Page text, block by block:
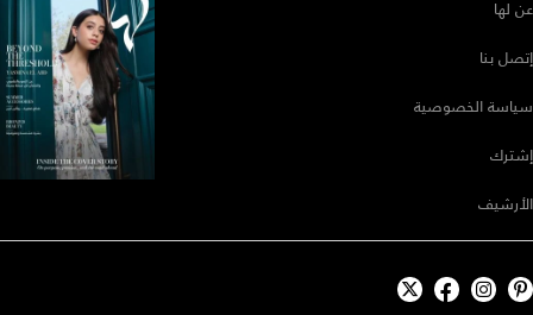
عن لها
إتصل بنا
سياسة الخصوصية
إشترك
الأرشيف